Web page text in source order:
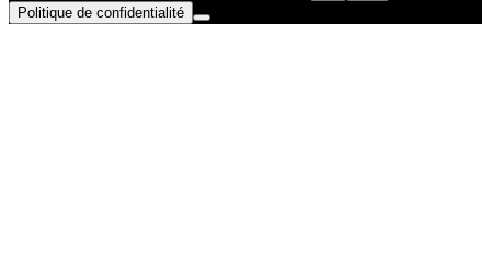
Politique de confidentialité